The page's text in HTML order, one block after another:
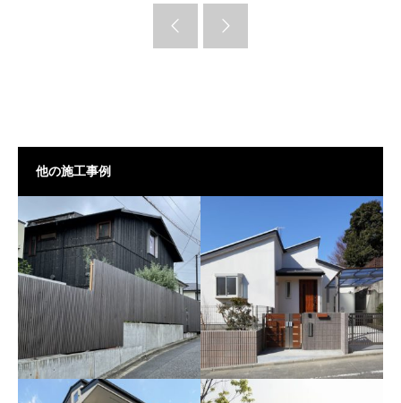
他の施工事例